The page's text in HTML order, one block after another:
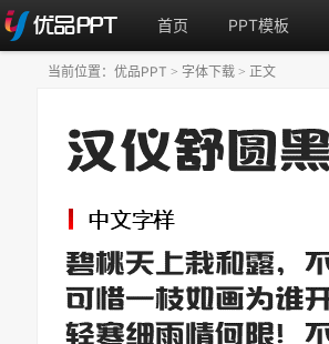
首页 PPT模板
当前位置： 优品PPT > 字体下载 > 正文